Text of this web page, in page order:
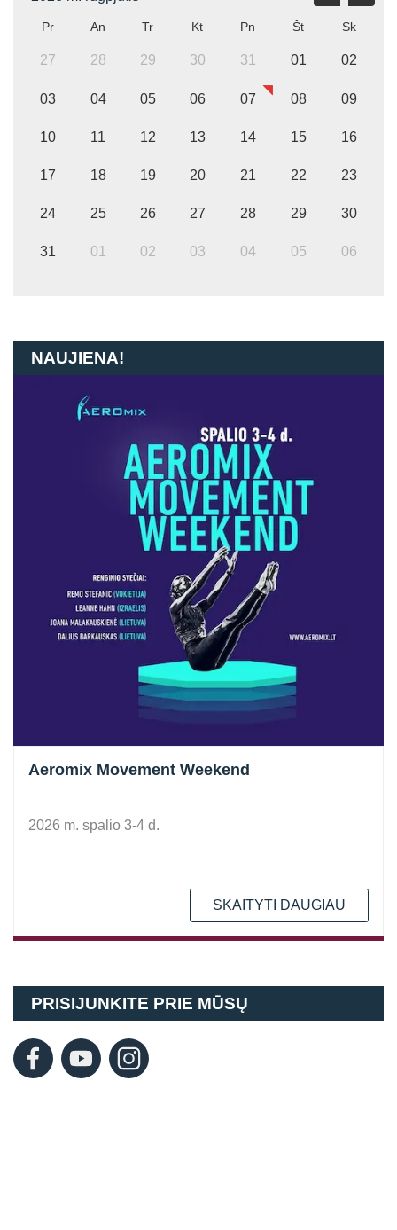
Pr An Tr Kt Pn Št Sk
27 28 29 30 31 01 02
03 04 05 06 07 08 09
10 11 12 13 14 15 16
17 18 19 20 21 22 23
24 25 26 27 28 29 30
31 01 02 03 04 05 06
NAUJIENA!
Aeromix Movement Weekend
2026 m. spalio 3-4 d.
SKAITYTI DAUGIAU
PRISIJUNKITE PRIE MŪSŲ